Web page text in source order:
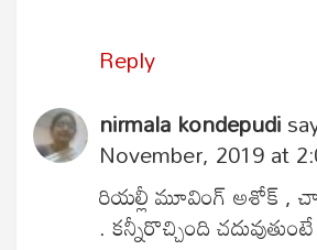
Reply
nirmala kondepudi
November, 2019 at
రియల్లీ మూవింగ్ అశోక్ ,
. కన్నీరొచ్చింది